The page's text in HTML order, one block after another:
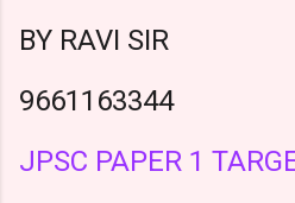
BY RAVI SIR
9661163344
JPSC PAPER 1